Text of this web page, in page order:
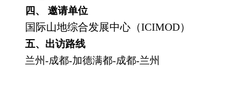
四、
邀请单位
国际山地综合发展中心（ICIMOD）
五、出访路线
兰州-成都-加德满都-成都-兰州